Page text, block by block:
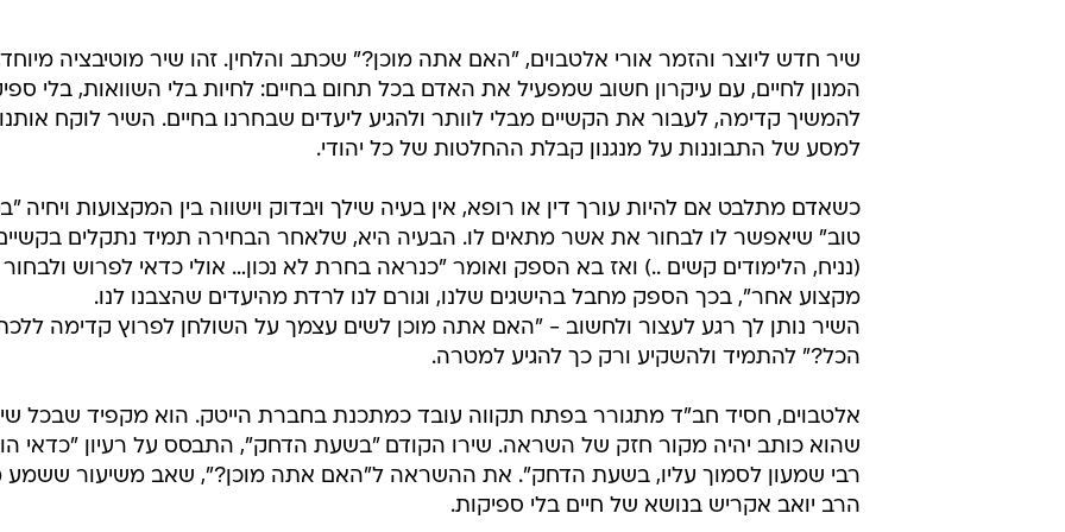
שיר חדש ליוצר והזמר אורי אלטבוים, "האם אתה מוכן?" שכתב והלחין. זהו שיר מוטיבציה
המנון לחיים, עם עיקרון חשוב שמפעיל את האדם בכל תחום בחיים: לחיות בלי השוואות, בלי
להמשיך קדימה, לעבור את הקשיים מבלי לוותר ולהגיע ליעדים שבחרנו בחיים. השיר לוקח אותנו
למסע של התבוננות על מנגנון קבלת ההחלטות של כל יהודי.
כשאדם מתלבט אם להיות עורך דין או רופא, אין בעיה שילך ויבדוק וישווה בין המקצועות ויחיה
טוב" שיאפשר לו לבחור את אשר מתאים לו. הבעיה היא, שלאחר הבחירה תמיד נתקלים
(נניח, הלימודים קשים ..) ואז בא הספק ואומר "כנראה בחרת לא נכון… אולי כדאי לפרוש ולבחור
מקצוע אחר", בכך הספק מחבל בהישגים שלנו, וגורם לנו לרדת מהיעדים שהצבנו לנו.
השיר נותן לך רגע לעצור ולחשוב - "האם אתה מוכן לשים עצמך על השולחן לפרוץ קדימה
הכל?" להתמיד ולהשקיע ורק כך להגיע למטרה.
אלטבוים, חסיד חב"ד מתגורר בפתח תקווה עובד כמתכנת בחברת הייטק. הוא מקפיד שבכל
שהוא כותב יהיה מקור חזק של השראה. שירו הקודם "בשעת הדחק", התבסס על רעיון "כדאי
רבי שמעון לסמוך עליו, בשעת הדחק". את ההשראה ל"האם אתה מוכן?", שאב משיעור ששמע
הרב יואב אקריש בנושא של חיים בלי ספיקות.